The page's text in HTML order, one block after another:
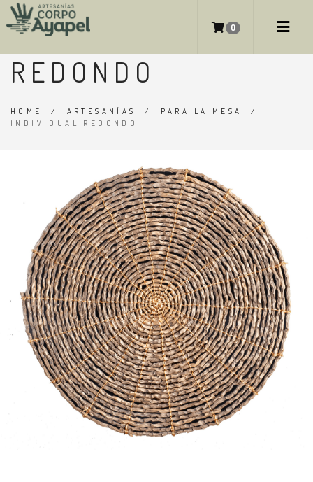
0
INDIVIDUAL
REDONDO
HOME / ARTESANÍAS / PARA LA MESA
/
INDIVIDUAL REDONDO